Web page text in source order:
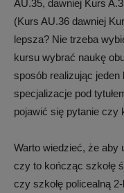
AU.35, dawniej Kurs
(Kurs AU.36 dawniej
lepsza? Nie trzeba
kursu wybrać naukę
sposób realizując
specjalizacje pod
pojawić się pytanie czy
Warto wiedzieć, że aby
czy to kończąc szkołę
czy szkołę policealną